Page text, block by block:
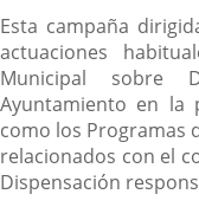
Esta campaña
actuaciones
Municipal sobre
Ayuntamiento en la
como los Programas
relacionados con el
Dispensación